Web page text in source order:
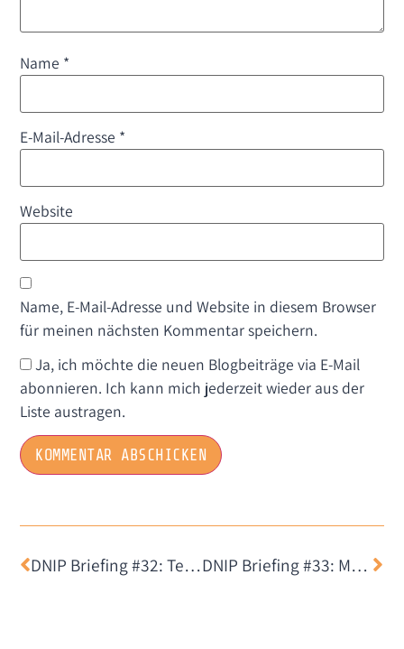
Name *
E-Mail-Adresse *
Website
Name, E-Mail-Adresse und Website in diesem Browser
für meinen nächsten Kommentar speichern.
Ja, ich möchte die neuen Blogbeiträge via E-Mail
abonnieren. Ich kann mich jederzeit wieder aus der
Liste austragen.
DNIP Briefing #32: Teile nicht und herrsche DNIP Briefing #33: McPasswort mit Sicherheitslücke